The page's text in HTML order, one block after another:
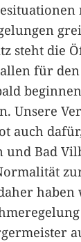
steht die
für
Unsere
auch
Bad
haben